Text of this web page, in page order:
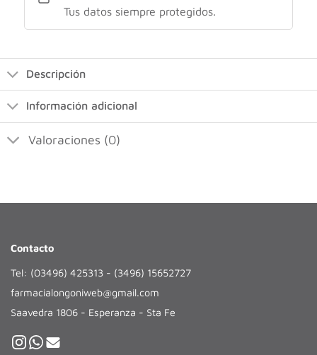
Tus datos siempre protegidos.
Descripción
Información adicional
Valoraciones (0)
Contacto
Tel: (03496) 425313 - (3496) 15652727
farmacialongoniweb@gmail.com
Saavedra 1806 - Esperanza - Sta Fe